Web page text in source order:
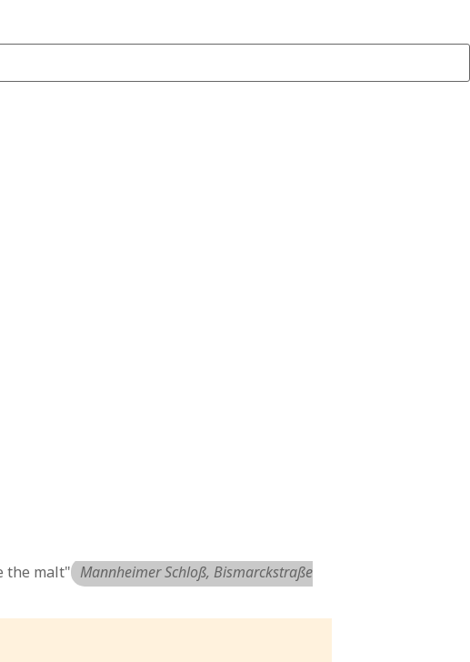
the malt" Mannheimer Schloß, Bismarckstraße